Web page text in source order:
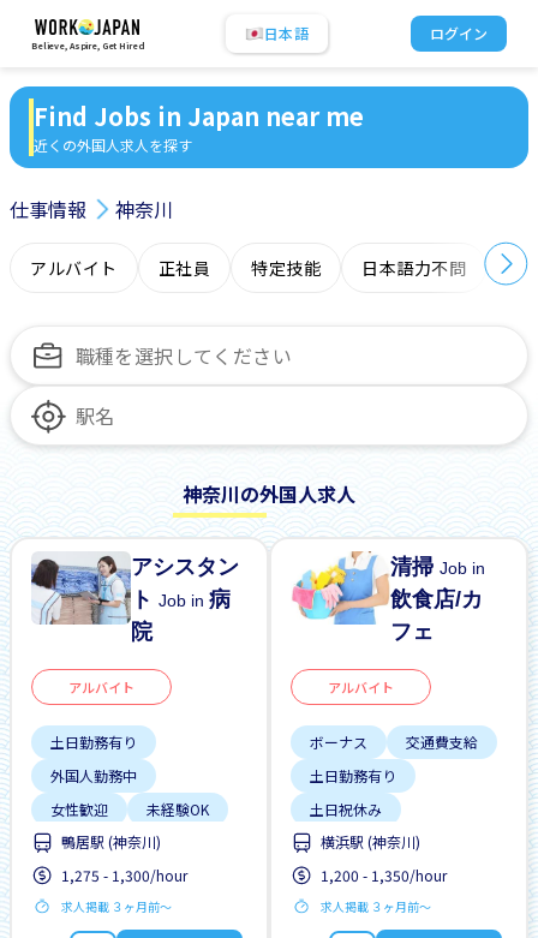
Believe, Aspire, Get Hired
日本語 ログイン
Find Jobs in Japan near me
近くの外国人求人を探す
仕事情報 神奈川
アルバイト 正社員 特定技能 日本語力不問 オ
神奈川の外国人求人
アシスタン
トJob in病
院
アルバイト
土日勤務有り
外国人勤務中
女性歓迎
未経験OK
正社員登用あり
男性歓迎
鴨居駅 (神奈川)
1,275 - 1,300/hour
求人掲載 ３ヶ月前〜
清掃Job in
飲食店/カ
フェ
アルバイト
ボーナス
交通費支給
土日勤務有り
土日祝休み
外国人勤務中
女性歓迎
早朝
未経験OK
残業少ない
横浜駅 (神奈川)
1,200 - 1,350/hour
求人掲載 ３ヶ月前〜